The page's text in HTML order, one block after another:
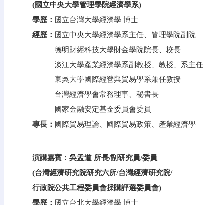
(國立中央大學管理學院經濟學系)
學歷： 國立台灣大學經濟學 博士
經歷： 國立中央大學經濟學系主任、管理學院副院
德明財經科技大學財金學院院長、校長
淡江大學產業經濟學系副教授、教授、系主任
東吳大學國際經營與貿易學系兼任教授
台灣經濟學會常務理事、秘書長
國家金融安定基金委員會委員
專長： 國際貿易理論、國際貿易政策、產業經濟學
演講嘉賓： 吳孟道 所長/副研究員/委員
(台灣經濟研究院研究六所/台灣經濟研究院/
行政院公共工程委員會採購評選委員會)
學歷： 國立台北大學經濟學 博士